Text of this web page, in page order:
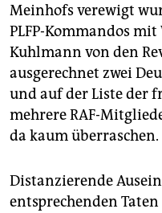
Meinhofs verewigt
PLFP-Kommandos
Kuhlmann von den
ausgerechnet zwei
und auf der Liste der
mehrere RAF-
da kaum überraschen.
Distanzierende
entsprechenden